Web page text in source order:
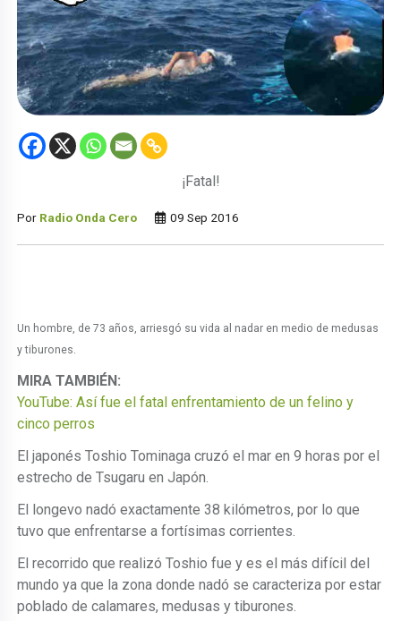
¡Fatal!
Por Radio Onda Cero 09 Sep 2016
Un hombre, de 73 años, arriesgó su vida al nadar en medio de medusas
y tiburones.
MIRA TAMBIÉN:
YouTube: Así fue el fatal enfrentamiento de un felino y
cinco perros
El japonés Toshio Tominaga cruzó el mar en 9 horas por el
estrecho de Tsugaru en Japón.
El longevo nadó exactamente 38 kilómetros, por lo que
tuvo que enfrentarse a fortísimas corrientes.
El recorrido que realizó Toshio fue y es el más difícil del
mundo ya que la zona donde nadó se caracteriza por estar
poblado de calamares, medusas y tiburones.